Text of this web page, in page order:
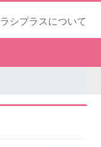
シプラスについて